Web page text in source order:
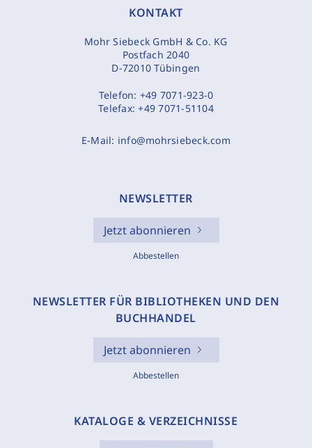
KONTAKT
Mohr Siebeck GmbH & Co. KG
Postfach 2040
D-72010 Tübingen
Telefon: +49 7071-923-0
Telefax:+49 7071-51104
E-Mail: info@mohrsiebeck.com
NEWSLETTER
Jetzt abonnieren
Abbestellen
NEWSLETTER FÜR BIBLIOTHEKEN UND DEN
BUCHHANDEL
Jetzt abonnieren
Abbestellen
KATALOGE & VERZEICHNISSE